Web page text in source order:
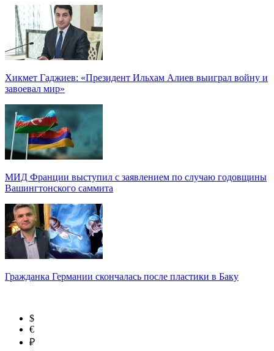
Хикмет Гаджиев: «Президент Ильхам Алиев выиграл войну и
завоевал мир»
МИД Франции выступил с заявлением по случаю годовщины
Вашингтонского саммита
Гражданка Германии скончалась после пластики в Баку
$
€
₽